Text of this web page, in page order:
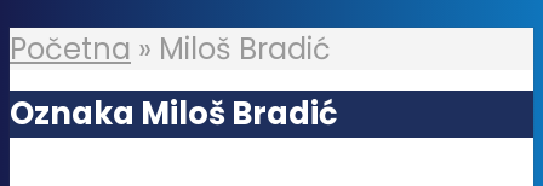
Početna » Miloš Bradić
Oznaka Miloš Bradić